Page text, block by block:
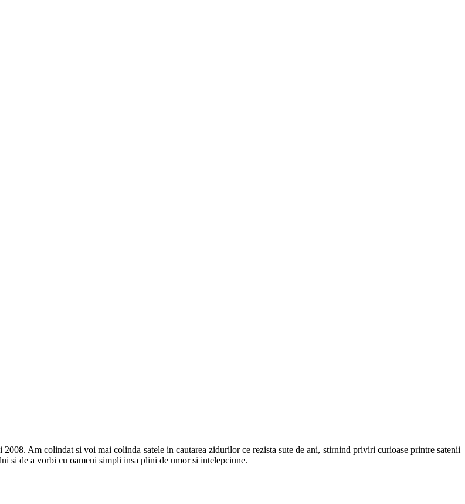
Am colindat si voi mai colinda satele in cautarea zidurilor ce rezista sute de ani, stirnind priviri curioase printre satenii
si de a vorbi cu oameni simpli insa plini de umor si intelepciune.